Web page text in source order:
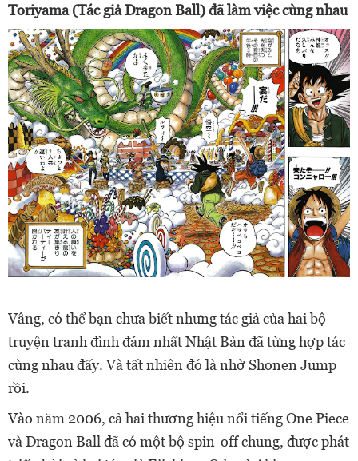
Toriyama (Tác giả Dragon Ball) đã làm việc cùng nhau
Vâng, có thể bạn chưa biết nhưng tác giả của hai bộ
truyện tranh đình đám nhất Nhật Bản đã từng hợp tác
cùng nhau đấy. Và tất nhiên đó là nhờ Shonen Jump
rồi.
Vào năm 2006, cả hai thương hiệu nổi tiếng One Piece
và Dragon Ball đã có một bộ spin-off chung, được phát